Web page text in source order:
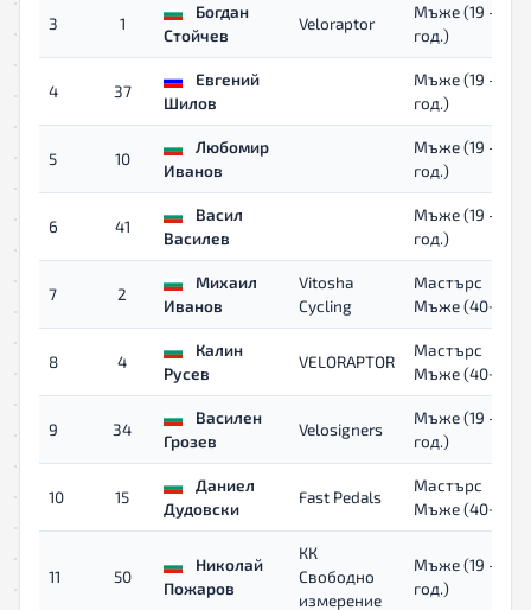
3 1
Богдан
Стойчев
Veloraptor
Мъже (19 - 39
год.)
4 37
Евгений
Шилов
Мъже (19 - 39
год.)
5 10
Любомир
Иванов
Мъже (19 - 39
год.)
6 41
Васил
Василев
Мъже (19 - 39
год.)
7 2
Михаил
Иванов
Vitosha
Cycling
Мастърс
Мъже (40+)
8 4
Калин
Русев
VELORAPTOR
Мастърс
Мъже (40+)
9 34
Василен
Грозев
Velosigners
Мъже (19 - 39
год.)
10 15
Даниел
Дудовски
Fast Pedals
Мастърс
Мъже (40+)
11 50
Николай
Пожаров
КК
Свободно
измерение
Мъже (19 - 39
год.)